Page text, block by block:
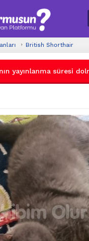
British Shorthair
yayınlanma süresi